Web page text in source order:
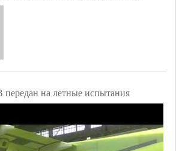
на летные испытания